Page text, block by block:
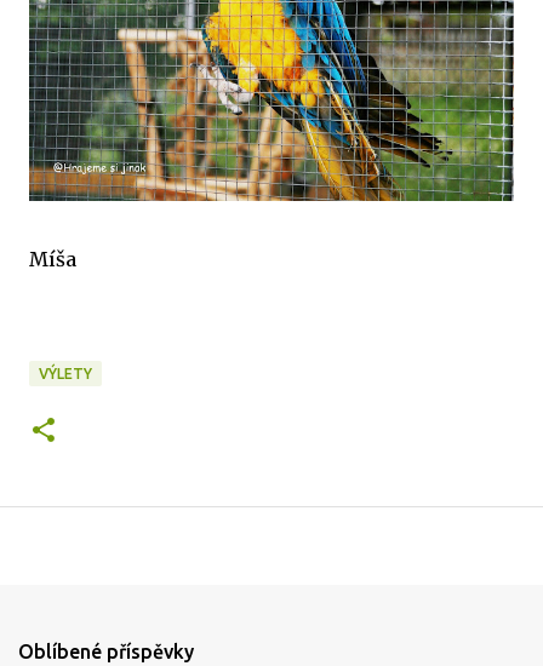
Míša
VÝLETY
Oblíbené příspěvky